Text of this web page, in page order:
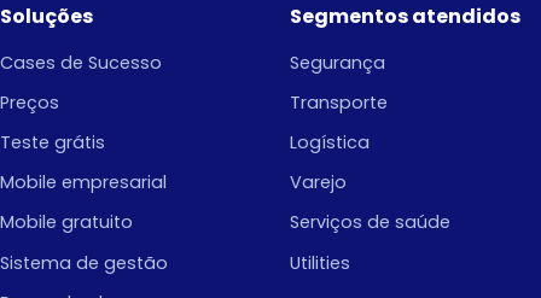
Soluções
Cases de Sucesso
Preços
Teste grátis
Mobile empresarial
Mobile gratuito
Sistema de gestão
Segmentos atendidos
Segurança
Transporte
Logística
Varejo
Serviços de saúde
Utilities